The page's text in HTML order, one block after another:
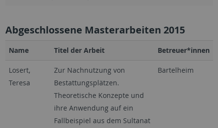
Abgeschlossene Masterarbeiten 2015
Name Titel der Arbeit Betreuer*innen
Losert,
Teresa
Zur Nachnutzung von
Bestattungsplätzen.
Theoretische Konzepte und
ihre Anwendung auf ein
Fallbeispiel aus dem Sultanat
Bartelheim